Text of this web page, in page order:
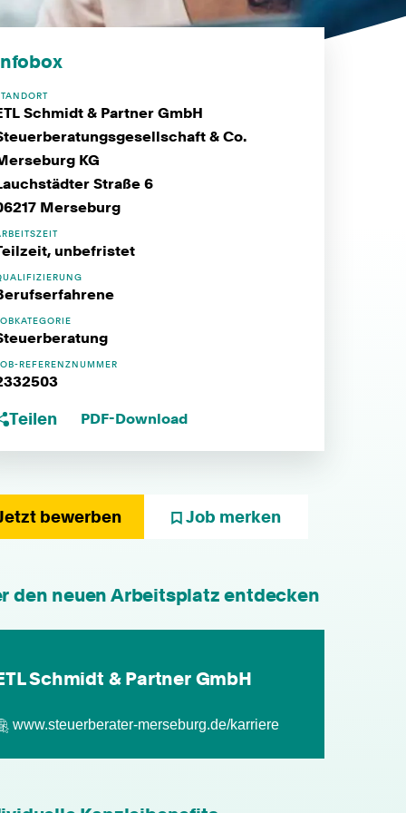
Schmidt & Partner GmbH
& Co.
KG
Straße 6
Merseburg
unbefristet
REFERENZNUMMER
Teilen PDF-Download
bewerben Job merken
den neuen Arbeitsplatz entdecken
Schmidt & Partner GmbH
www.steuerberater-merseburg.de/karriere
persönliche Mandantenbeziehung
betriebliche Altersvorsorge
Zusatzleistungen/Mitarbeiterrabatte